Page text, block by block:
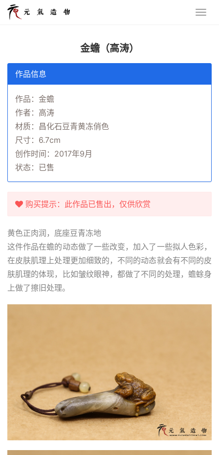
金蟾（高涛）
作品信息
作品：金蟾
作者：高涛
材质：昌化石豆青黄冻俏色
尺寸：6.7cm
创作时间：2017年9月
状态：已售
购买提示：此作品已售出，仅供欣赏
黄色正肉润，底座豆青冻地
这件作品在蟾的动态做了一些改变，加入了一些拟人色彩，
在皮肤肌理上处理更加细致的，不同的动态就会有不同的皮
肤肌理的体现，比如皱纹眼神，都做了不同的处理，蟾蜍身
上做了擦旧处理。